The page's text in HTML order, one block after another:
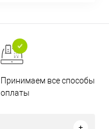
Принимаем все способы
оплаты